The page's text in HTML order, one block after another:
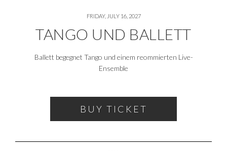
BUY TICKET
FRIDAY, JULY 16, 2027
TANGO UND BALLETT
Ballett begegnet Tango und einem reommierten Live-
Ensemble